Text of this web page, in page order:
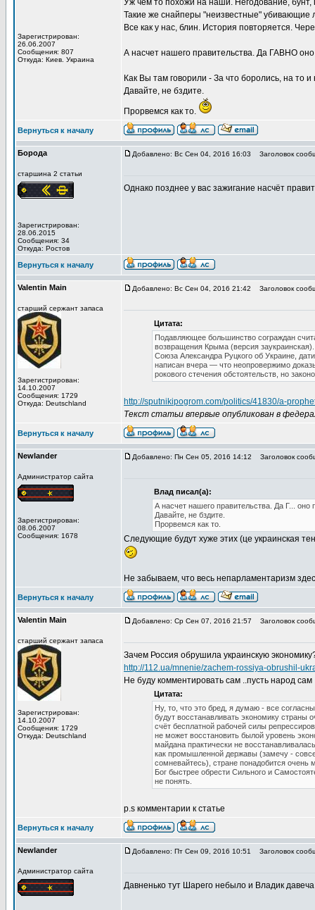
Зарегистрирован:
26.06.2007
Сообщения: 807
Откуда: Киев. Украина
Уж чем то похожи на наши. Негодование,
Такие же снайперы "неизвестные" убивающие
Все как у нас, блин. История повторяется.
А насчет нашего правительства. Да ГАВНО
Как Вы там говорили - За что боролись, на то и
Давайте, не бздите.
Прорвемся как то.
Вернуться к началу
Борода
старшина 2 статьи
Зарегистрирован:
28.06.2015
Сообщения: 34
Откуда: Ростов
Добавлено: Вс Сен 04, 2016 16:03 Заголовок
Однако позднее у вас зажигание насчёт
Вернуться к началу
Valentin Main
старший сержант запаса
Зарегистрирован:
14.10.2007
Сообщения: 1729
Откуда: Deutschland
Добавлено: Вс Сен 04, 2016 21:42 Заголовок
Цитата:
Подавляющее большинство сограждан
возвращения Крыма (версия
Союза Александра Руцкого об Украине,
написан вчера — что неопровержимо
рокового стечения обстоятельств, но
http://sputnikipogrom.com/politics/41830/a-
Текст статьи впервые опубликован в
Вернуться к началу
Newlander
Администратор сайта
Зарегистрирован:
08.06.2007
Сообщения: 1678
Добавлено: Пн Сен 05, 2016 14:12 Заголовок
Влад писал(а):
А насчет нашего правительства. Да Г... оно
Давайте, не бздите.
Прорвемся как то.
Следующие будут хуже этих (це украинская
Не забываем, что весь непарламентаризм
Вернуться к началу
Valentin Main
старший сержант запаса
Зарегистрирован:
14.10.2007
Сообщения: 1729
Откуда: Deutschland
Добавлено: Ср Сен 07, 2016 21:57 Заголовок
Зачем Россия обрушила украинскую
http://112.ua/mnenie/zachem-rossiya-obrushil-
Не буду комментировать сам ..пусть народ сам
Цитата:
Ну, то, что это бред, я думаю - все
будут восстанавливать экономику страны
счёт бесплатной рабочей силы
не может восстановить былой уровень
майдана практически не
как промышленной державы (замечу -
сомневайтесь), стране понадобится очень
Бог быстрее обрести Сильного и
не понять.
p.s комментарии к статье
Вернуться к началу
Newlander
Администратор сайта
Добавлено: Пт Сен 09, 2016 10:51 Заголовок
Давненько тут Шарего небыло и Владик